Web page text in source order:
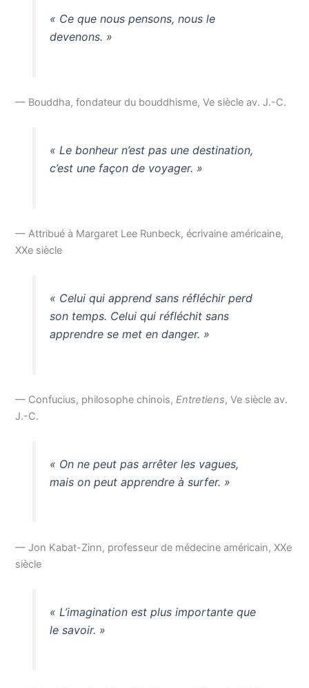
« Ce que nous pensons, nous le
devenons. »
— Bouddha, fondateur du bouddhisme, Ve siècle av. J.-C.
« Le bonheur n’est pas une destination,
c’est une façon de voyager. »
— Attribué à Margaret Lee Runbeck, écrivaine américaine,
XXe siècle
« Celui qui apprend sans réfléchir perd
son temps. Celui qui réfléchit sans
apprendre se met en danger. »
— Confucius, philosophe chinois,Entretiens, Ve siècle av.
J.-C.
« On ne peut pas arrêter les vagues,
mais on peut apprendre à surfer. »
— Jon Kabat-Zinn, professeur de médecine américain, XXe
siècle
« L’imagination est plus importante que
le savoir. »